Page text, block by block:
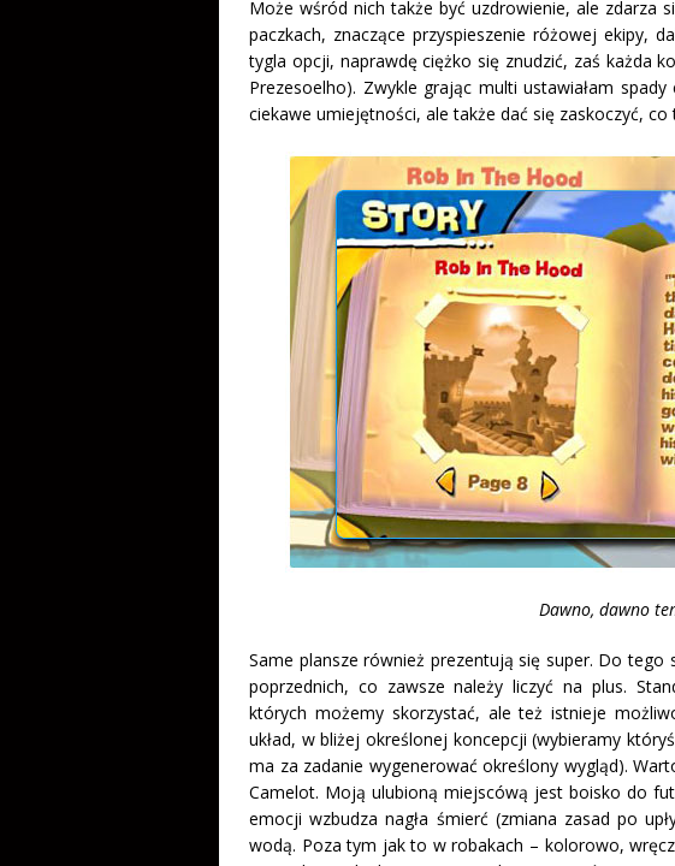
Może wśród nich także być uzdrowienie, ale zdarza
paczkach, znaczące przyspieszenie różowej ekipy,
tygla opcji, naprawdę ciężko się znudzić, zaś każda
Prezesoelho). Zwykle grając multi ustawiałam
ciekawe umiejętności, ale także dać się zaskoczyć,
Dawno, dawno
Same plansze również prezentują się super. Do tego
poprzednich, co zawsze należy liczyć na plus.
których możemy skorzystać, ale też istnieje
układ, w bliżej określonej koncepcji (wybieramy
ma za zadanie wygenerować określony wygląd).
Camelot. Moją ulubioną miejscówą jest boisko do
emocji wzbudza nagła śmierć (zmiana zasad po
wodą. Poza tym jak to w robakach – kolorowo,